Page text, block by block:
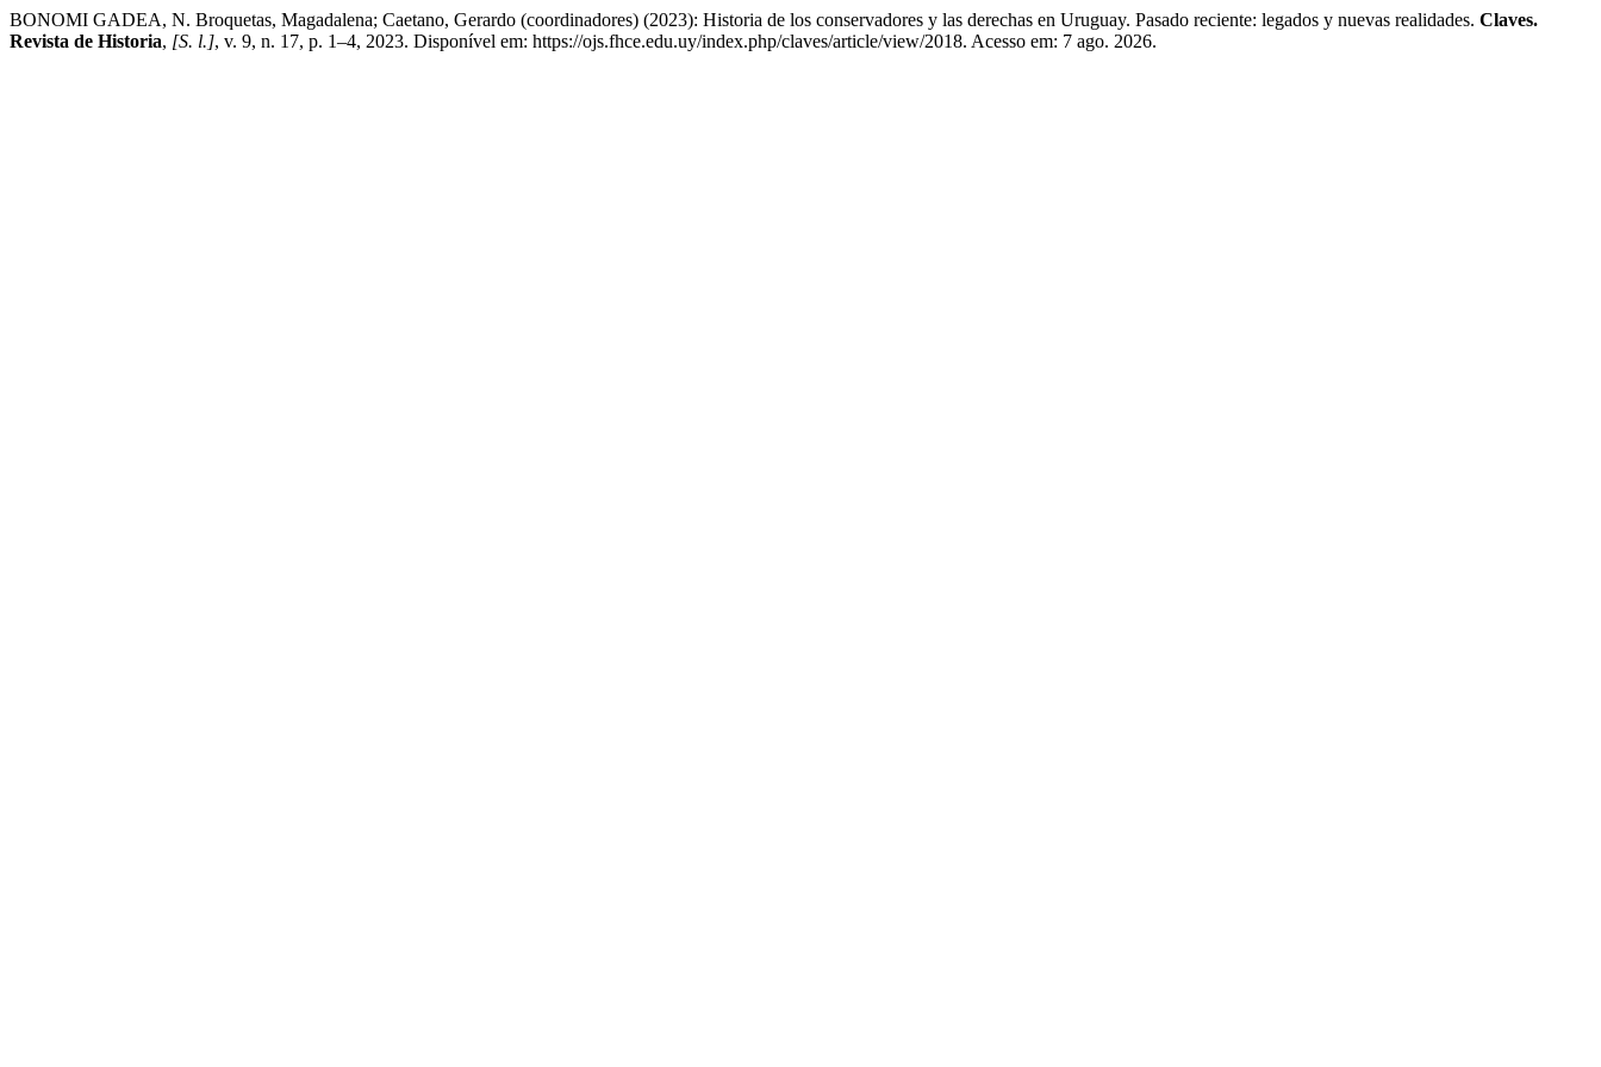
BONOMI GADEA, N. Broquetas, Magadalena; Caetano, Gerardo (coordinadores) (2023): Historia de los conservadores y las derechas en Uruguay. Pasado reciente: legados y nuevas realidades. Claves.
Revista de Historia, [S. l.], v. 9, n. 17, p. 1–4, 2023. Disponível em: https://ojs.fhce.edu.uy/index.php/claves/article/view/2018. Acesso em: 7 ago. 2026.